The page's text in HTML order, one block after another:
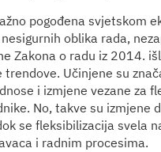
pogođena svjetskom
oblika rada,
Zakona o radu iz 2014.
Učinjene su
i izmjene vezane za
No, takve su izmjene
se fleksibilizacija svela
i radnim procesima.